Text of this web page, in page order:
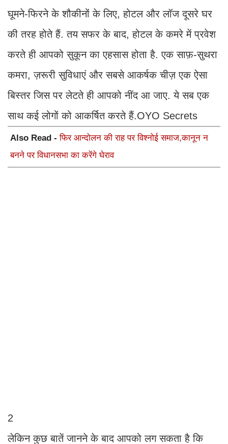
घूमने-फिरने के शौकीनों के लिए, होटल और लॉज दूसरे घर
की तरह होते हैं. तय सफर के बाद, होटल के कमरे में प्रवेश
करते ही आपको सुकून का एहसास होता है. एक साफ़-सुथरा
कमरा, ज़रूरी सुविधाएं और सबसे आकर्षक चीज़ एक ऐसा
बिस्तर जिस पर लेटते ही आपको नींद आ जाए. ये सब एक
साथ कई लोगों को आकर्षित करते हैं.OYO Secrets
Also Read -फिर आन्दोलन की राह पर विश्नोई समाज,कानून न
बनने पर विधानसभा का करेंगे घेराव
2
लेकिन कुछ बातें जानने के बाद आपको लग सकता है कि